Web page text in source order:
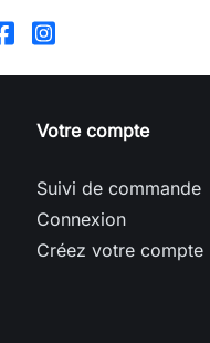
Votre compte
Suivi de commande
Connexion
Créez votre compte